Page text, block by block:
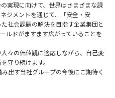
実現に向けて、世界はさまざまな課
ジメントを通じて、「安全・安
社会課題の解決を目指す企業集団と
ルドがますます広がっていることを
々の価値観に適応しながら、自己変
守り続けます。
出す当社グループの今後にご期待く